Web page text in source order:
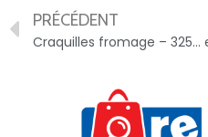
PRÉCÉDENT
Craquilles fromage – 3250390831488